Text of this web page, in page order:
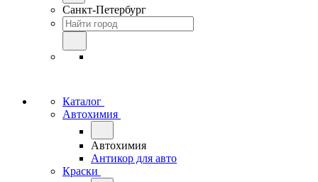
Санкт-Петербург
Каталог
Автохимия
Автохимия
Антикор для авто
Краски